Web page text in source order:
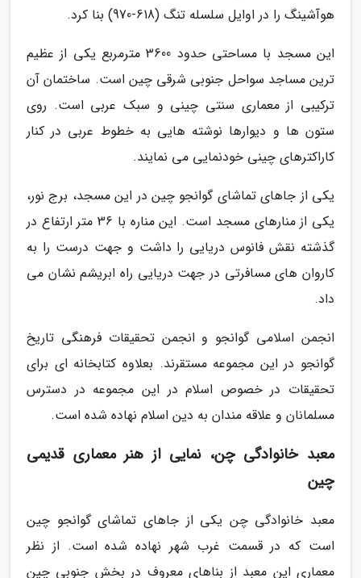
هوآشینگ را در اوایل سلسله تنگ (618-970) بنا کرد.
این مسجد با مساحتی حدود 3600 مترمربع یکی از عظیم
ترین مساجد سواحل جنوبی شرقی چین است. ساختمان آن
ترکیبی از معماری سنتی چینی و سبک عربی است. روی
ستون ها و دیوارها نوشته هایی به خطوط عربی در کنار
کاراکترهای چینی خودنمایی می نمایند.
یکی از جاهای تماشای گوانجو چین در این مسجد، برج نور،
یکی از منارهای مسجد است. این مناره با 36 متر ارتفاع در
گذشته نقش فانوس دریایی را داشت و جهت درست را به
کاروان های مسافرتی در جهت دریایی راه ابریشم نشان می
داد.
انجمن اسلامی گوانجو و انجمن تحقیقات فرهنگی تاریخ
گوانجو در این مجموعه مستقرند. بعلاوه کتابخانه ای برای
تحقیقات در خصوص اسلام در این مجموعه در دسترس
مسلمانان و علاقه مندان به دین اسلام نهاده شده است.
معبد خانوادگی چن، نمایی از هنر معماری قدیمی
چین
معبد خانوادگی چن یکی از جاهای تماشای گوانجو چین
است که در قسمت غرب شهر نهاده شده است. از نظر
معماری این معبد از بناهای معروف در بخش جنوبی چین